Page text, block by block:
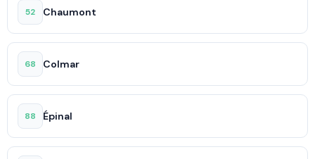
52 Chaumont
68 Colmar
88 Épinal